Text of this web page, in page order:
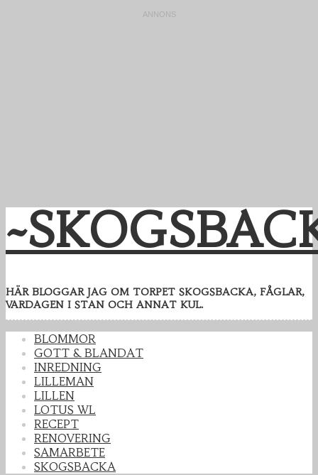
HÄR BLOGGAR JAG OM TORPET SKOGSBACKA, FÅGLAR,
VARDAGEN I STAN OCH ANNAT KUL.
BLOMMOR
GOTT & BLANDAT
INREDNING
LILLEMAN
LILLEN
LOTUS WL
RECEPT
RENOVERING
SAMARBETE
SKOGSBACKA